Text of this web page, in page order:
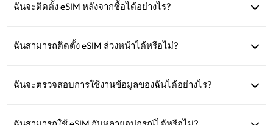
ข้อมูลจะเหมือนกับในโทรศัพท์ของคุณ
ฉันจะติดตั้ง eSIM หลังจากซื้อได้อย่างไร?
การติดตั้ง
ฉันสามารถติดตั้ง eSIM ล่วงหน้าได้หรือไม่?
สามารถใช้งานได้ทันทีเมื่อมาถึง
ฉันจะตรวจสอบการใช้งานข้อมูลของฉันได้อย่างไร?